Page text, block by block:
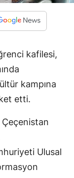
kafilesi,
kampına
etti.
Çeçenistan
Ulusal